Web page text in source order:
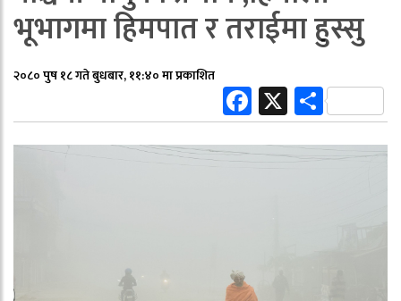
भूभागमा हिमपात र तराईमा हुस्सु
२०८० पुष १८ गते बुधबार, ११:४० मा प्रकाशित
Facebook
XShare